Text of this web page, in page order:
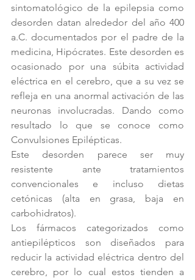
sintomatológico de la epilepsia como
desorden datan alrededor del año 400
a.C. documentados por el padre de la
medicina, Hipócrates. Este desorden es
ocasionado por una súbita actividad
eléctrica en el cerebro, que a su vez se
refleja en una anormal activación de las
neuronas involucradas. Dando como
resultado lo que se conoce como
Convulsiones Epilépticas.
Este desorden parece ser muy
resistente ante tratamientos
convencionales e incluso dietas
cetónicas (alta en grasa, baja en
carbohidratos).
Los fármacos categorizados como
antiepilépticos son diseñados para
reducir la actividad eléctrica dentro del
cerebro, por lo cual estos tienden a